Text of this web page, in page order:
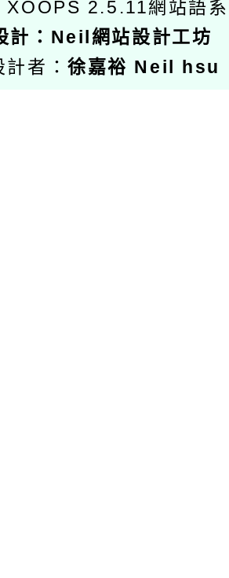
XOOPS 2.5.11網站語
計 ： Neil網站設計工坊
計者：徐嘉裕 Neil hsu